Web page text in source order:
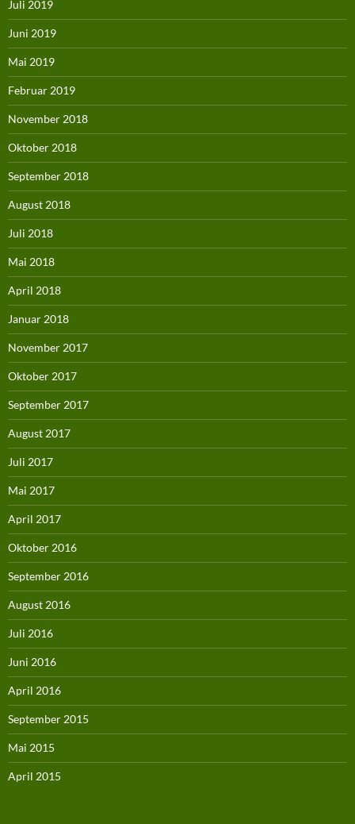
Juli 2019
Juni 2019
Mai 2019
Februar 2019
November 2018
Oktober 2018
September 2018
August 2018
Juli 2018
Mai 2018
April 2018
Januar 2018
November 2017
Oktober 2017
September 2017
August 2017
Juli 2017
Mai 2017
April 2017
Oktober 2016
September 2016
August 2016
Juli 2016
Juni 2016
April 2016
September 2015
Mai 2015
April 2015